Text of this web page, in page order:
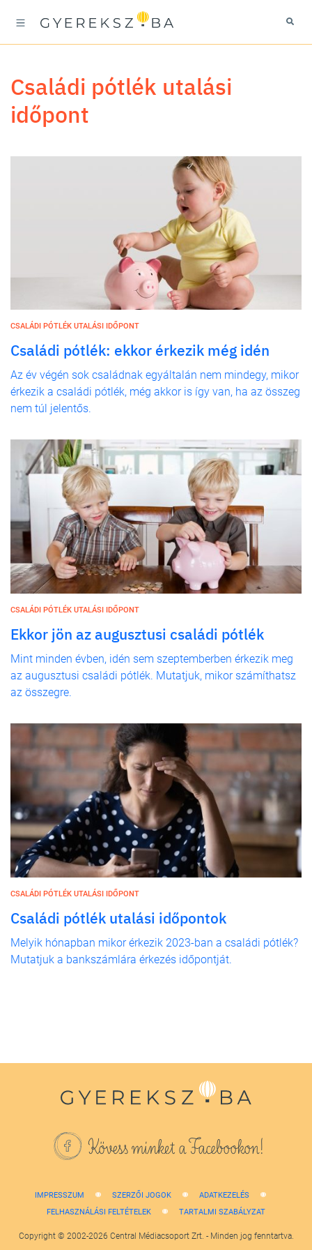
családi pótlék utalási
időpont
CSALÁDI PÓTLÉK UTALÁSI IDŐPONT
Családi pótlék: ekkor érkezik még idén
Az év végén sok családnak egyáltalán nem mindegy, mikor
érkezik a családi pótlék, még akkor is így van, ha az összeg
nem túl jelentős.
CSALÁDI PÓTLÉK UTALÁSI IDŐPONT
Ekkor jön az augusztusi családi pótlék
Mint minden évben, idén sem szeptemberben érkezik meg
az augusztusi családi pótlék. Mutatjuk, mikor számíthatsz
az összegre.
CSALÁDI PÓTLÉK UTALÁSI IDŐPONT
Családi pótlék utalási időpontok
Melyik hónapban mikor érkezik 2023-ban a családi pótlék?
Mutatjuk a bankszámlára érkezés időpontját.
Kövess minket a Facebookon!
IMPRESSZUM SZERZŐI JOGOK
ADATKEZELÉS
FELHASZNÁLÁSI FELTÉTELEK
TARTALMI SZABÁLYZAT
Copyright © 2002-2026 Central Médiacsoport Zrt. - Minden jog fenntartva.